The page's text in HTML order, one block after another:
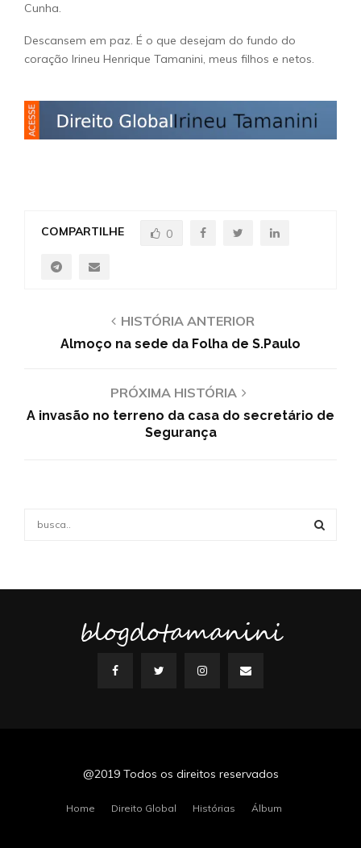
Cunha.
Descansem em paz. É o que desejam do fundo do
coração Irineu Henrique Tamanini, meus filhos e netos.
COMPARTILHE 0
HISTÓRIA ANTERIOR
Almoço na sede da Folha de S.Paulo
PRÓXIMA HISTÓRIA
A invasão no terreno da casa do secretário de
Segurança
E
blogdotamanini
@2019 Todos os direitos reservados
Home Direito Global Histórias Álbum